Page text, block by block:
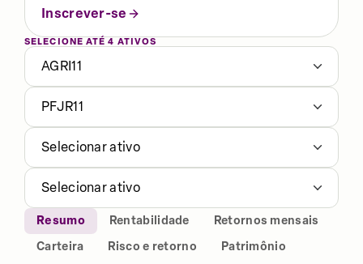
Inscrever-se
SELECIONE ATÉ 4 ATIVOS
AGRI11
PFJR11
Selecionar ativo
Selecionar ativo
Resumo Rentabilidade
Retornos mensais
Carteira
Risco e retorno
Patrimônio